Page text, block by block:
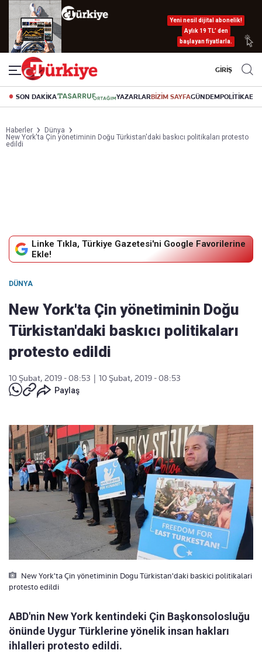
Yeni nesil dijital abonelik!
Aylık 19 TL’ den
başlayan fiyatlarla.
GİRİŞ
SON DAKİKA YAZARLARBİZİM SAYFAGÜNDEMPOLİTİKA
Haberler
Dünya
New York'ta Çin yönetiminin Doğu Türkistan'daki baskıcı politikaları protesto
edildi
Linke Tıkla, Türkiye Gazetesi'ni Google Favorilerine
Ekle!
DÜNYA
New York'ta Çin yönetiminin Doğu
Türkistan'daki baskıcı politikaları
protesto edildi
10 Şubat, 2019 - 08:53
10 Şubat, 2019 - 08:53
Paylaş
New York'ta Çin yönetiminin Dogu Türkistan'daki baskici politikalari
protesto edildi
ABD'nin New York kentindeki Çin Başkonsolosluğu
önünde Uygur Türklerine yönelik insan hakları
ihlalleri protesto edildi.